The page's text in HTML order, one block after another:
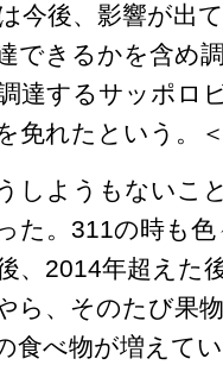
今後、影響が出
できるかを含め
達するサッポロ
免れたという。＜
しようもないこ
た。311の時も
、2014年超えた
ら、そのたび果
食べ物が増えて